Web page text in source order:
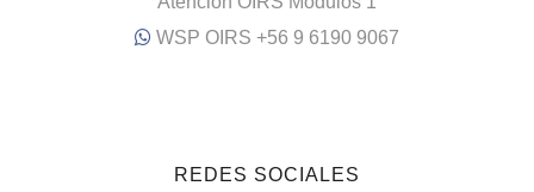
WSP OIRS +56 9 6190 9067
REDES SOCIALES